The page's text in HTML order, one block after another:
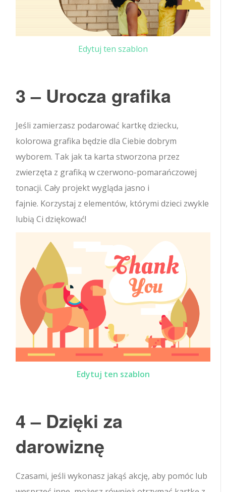
Edytuj ten szablon
3 – Urocza grafika
Jeśli zamierzasz podarować kartkę dziecku,
kolorowa grafika będzie dla Ciebie dobrym
wyborem. Tak jak ta karta stworzona przez
zwierzęta z grafiką w czerwono-pomarańczowej
tonacji. Cały projekt wygląda jasno i
fajnie. Korzystaj z elementów, którymi dzieci zwykle
lubią Ci dziękować!
Edytuj ten szablon
4 – Dzięki za
darowiznę
Czasami, jeśli wykonasz jakąś akcję, aby pomóc lub